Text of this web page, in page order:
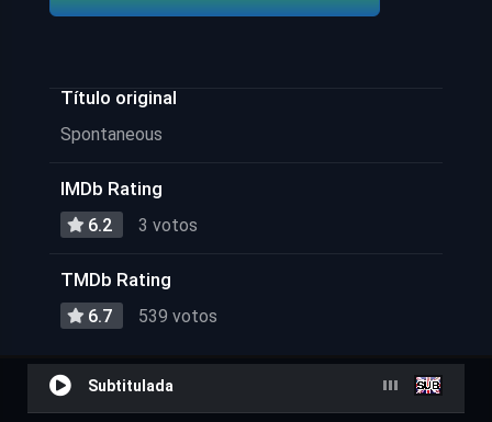
Título original
Spontaneous
IMDb Rating
6.2 3 votos
TMDb Rating
6.7 539 votos
Subtitulada